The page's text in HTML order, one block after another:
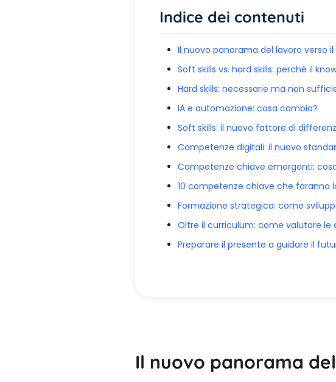
Indice dei contenuti
Il nuovo panorama del lavoro verso il
Soft skills vs. hard skills: perché il
Hard skills: necessarie ma non
IA e automazione: cosa cambia?
Soft skills: il nuovo fattore di
Competenze digitali: il nuovo
Competenze chiave emergenti:
10 competenze chiave che faranno
Formazione strategica: come
Oltre il curriculum: come valutare le
Preparare il presente a guidare il
Il nuovo panorama